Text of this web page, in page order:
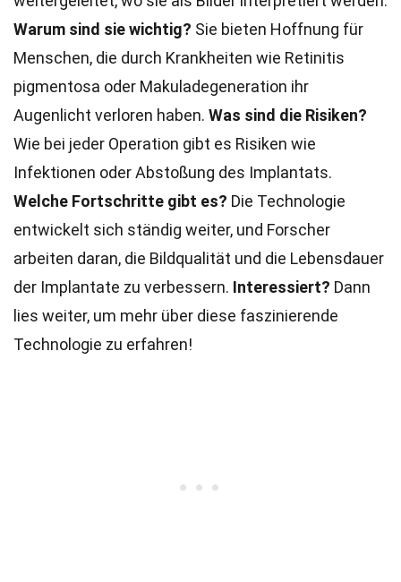
Warum sind sie wichtig? Sie bieten Hoffnung für
Menschen, die durch Krankheiten wie Retinitis
pigmentosa oder Makuladegeneration ihr
Augenlicht verloren haben. Was sind die Risiken?
Wie bei jeder Operation gibt es Risiken wie
Infektionen oder Abstoßung des Implantats.
Welche Fortschritte gibt es? Die Technologie
entwickelt sich ständig weiter, und Forscher
arbeiten daran, die Bildqualität und die Lebensdauer
der Implantate zu verbessern. Interessiert? Dann
lies weiter, um mehr über diese faszinierende
Technologie zu erfahren!